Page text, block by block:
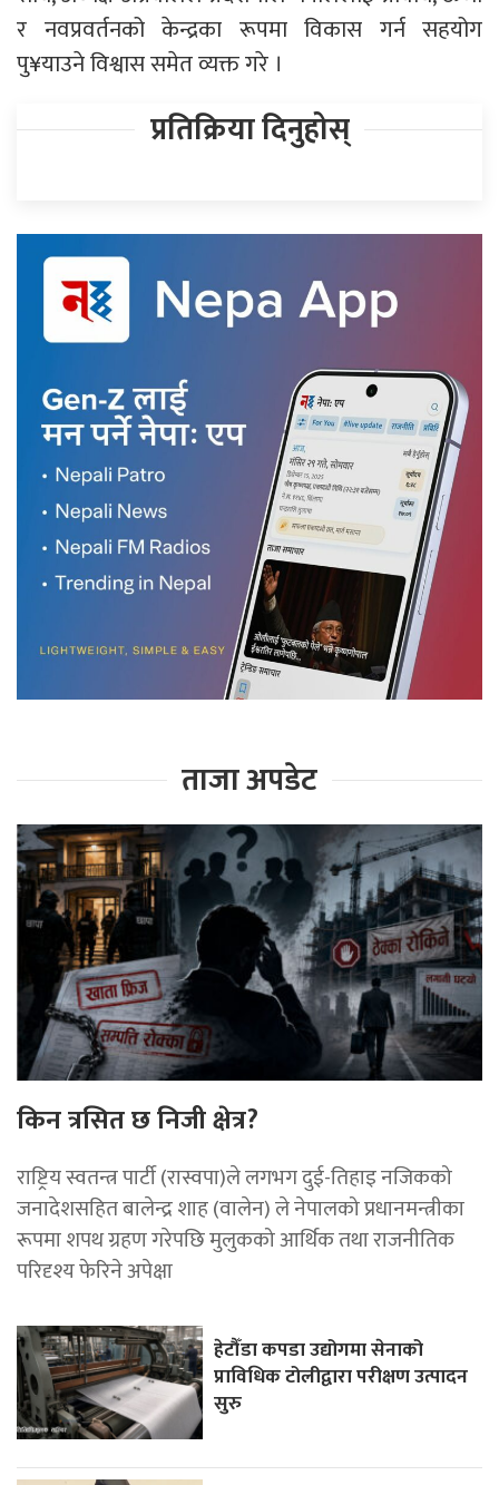
र नवप्रवर्तनको केन्द्रका रूपमा विकास गर्न सहयोग
पु¥याउने विश्वास समेत व्यक्त गरे ।
प्रतिक्रिया दिनुहोस्
ताजा अपडेट
किन त्रसित छ निजी क्षेत्र?
राष्ट्रिय स्वतन्त्र पार्टी (रास्वपा)ले लगभग दुई-तिहाइ नजिकको
जनादेशसहित बालेन्द्र शाह (वालेन) ले नेपालको प्रधानमन्त्रीका
रूपमा शपथ ग्रहण गरेपछि मुलुकको आर्थिक तथा राजनीतिक
परिदृश्य फेरिने अपेक्षा
हेटौँडा कपडा उद्योगमा सेनाको
प्राविधिक टोलीद्वारा परीक्षण उत्पादन
सुरु